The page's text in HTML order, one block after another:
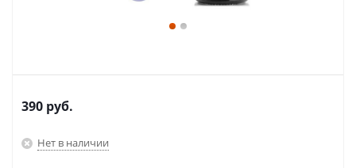
390 руб.
Нет в наличии